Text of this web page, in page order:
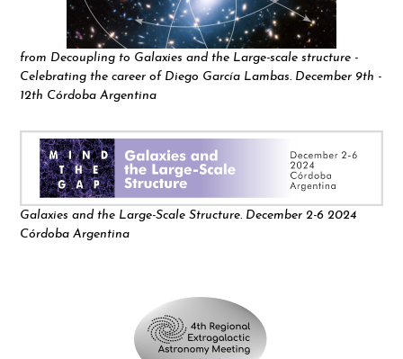
from Decoupling to Galaxies and the Large-scale structure -
Celebrating the career of Diego García Lambas. December 9th -
12th Córdoba Argentina
Galaxies and the Large-Scale Structure. December 2-6 2024
Córdoba Argentina